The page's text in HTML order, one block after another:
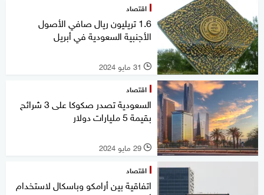
اقتصاد
1.6 تريليون ريال صافي الأصول
الأجنبية السعودية في أبريل
l 31 مايو 2024
اقتصاد
السعودية تصدر صكوكا على 3 شرائح
بقيمة 5 مليارات دولار
l 29 مايو 2024
اقتصاد
اتفاقية بين أرامكو وباسكال لاستخدام